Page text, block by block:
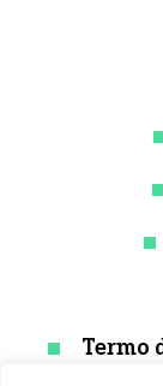
Termo